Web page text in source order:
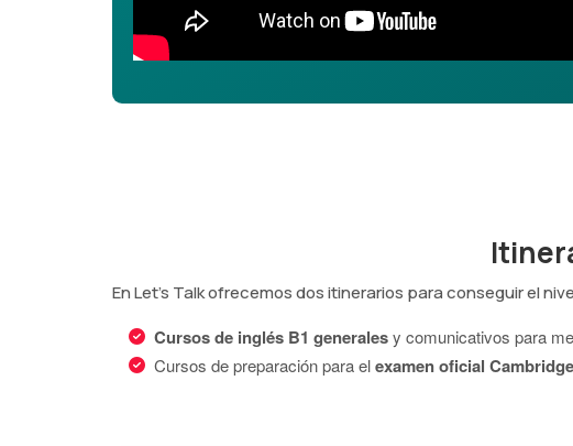
En Let's Talk ofrecemos dos itinerarios para conseguir el
Cursos de inglés B1 generalesy comunicativos para
Cursos de preparación para elexamen oficial